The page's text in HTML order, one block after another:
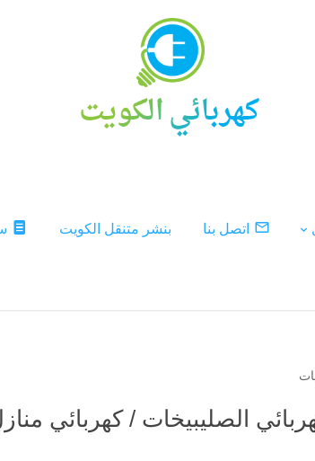
اتصل بنا بنشر متنقل الكويت
الصليبيخات / 52227340 / كهربائي الصليبيخات / كهربائي